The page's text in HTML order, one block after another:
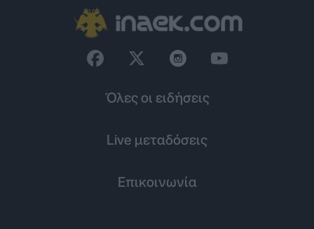
Όλες οι ειδήσεις
Live μεταδόσεις
Επικοινωνία